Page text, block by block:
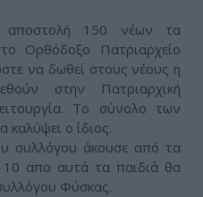
αποστολή 150 νέων τα
Ορθόδοξο Πατριαρχείο
να δωθεί στους νέους η
στην Πατριαρχική
Το σύνολο των
καλύψει ο ίδιος.
συλλόγου άκουσε από τα
απο αυτά τα παιδιά θα
Φύσκας.